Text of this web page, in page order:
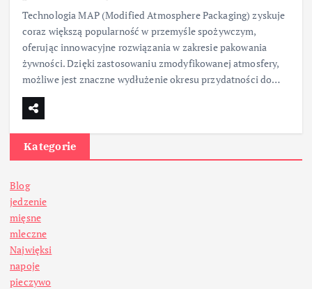
Technologia MAP (Modified Atmosphere Packaging) zyskuje
coraz większą popularność w przemyśle spożywczym,
oferując innowacyjne rozwiązania w zakresie pakowania
żywności. Dzięki zastosowaniu zmodyfikowanej atmosfery,
możliwe jest znaczne wydłużenie okresu przydatności do…
Kategorie
Blog
jedzenie
mięsne
mleczne
Najwięksi
napoje
pieczywo